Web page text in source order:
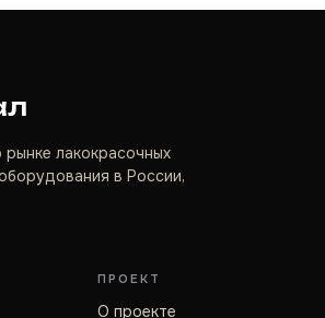
лакокрасочных
в России,
ПРОЕКТ
О проекте